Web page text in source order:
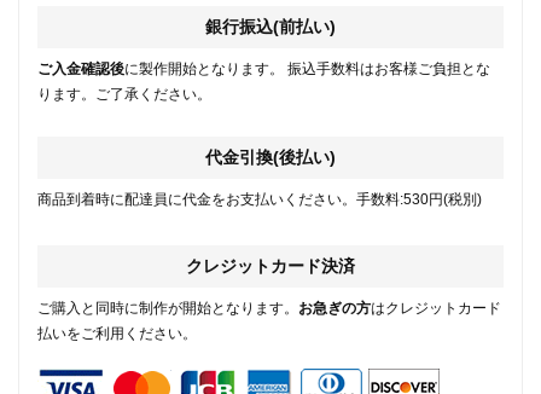
銀行振込(前払い)
ご入金確認後に製作開始となります。 振込手数料はお客様ご負担とな
ります。ご了承ください。
代金引換(後払い)
商品到着時に配達員に代金をお支払いください。手数料:530円(税別)
クレジットカード決済
ご購入と同時に制作が開始となります。 お急ぎの方はクレジットカード
払いをご利用ください。